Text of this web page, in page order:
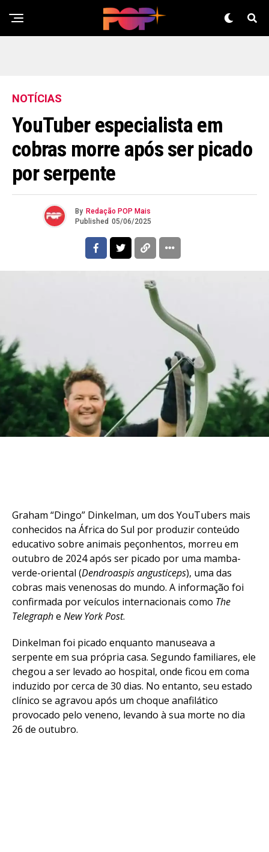
NOTÍCIAS
YouTuber especialista em
cobras morre após ser picado
por serpente
By Redação POP Mais
Published 05/06/2025
Graham “Dingo” Dinkelman, um dos YouTubers mais
conhecidos na África do Sul por produzir conteúdo
educativo sobre animais peçonhentos, morreu em
outubro de 2024 após ser picado por uma mamba-
verde-oriental (Dendroaspis angusticeps), uma das
cobras mais venenosas do mundo. A informação foi
confirmada por veículos internacionais como The
Telegraphe New York Post.
Dinkelman foi picado enquanto manuseava a
serpente em sua própria casa. Segundo familiares, ele
chegou a ser levado ao hospital, onde ficou em coma
induzido por cerca de 30 dias. No entanto, seu estado
clínico se agravou após um choque anafilático
provocado pelo veneno, levando à sua morte no dia
26 de outubro.